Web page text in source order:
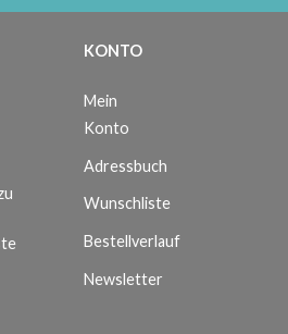
KONTO
Mein
Konto
Adressbuch
Wunschliste
Bestellverlauf
Newsletter